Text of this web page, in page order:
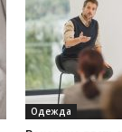
Одежда